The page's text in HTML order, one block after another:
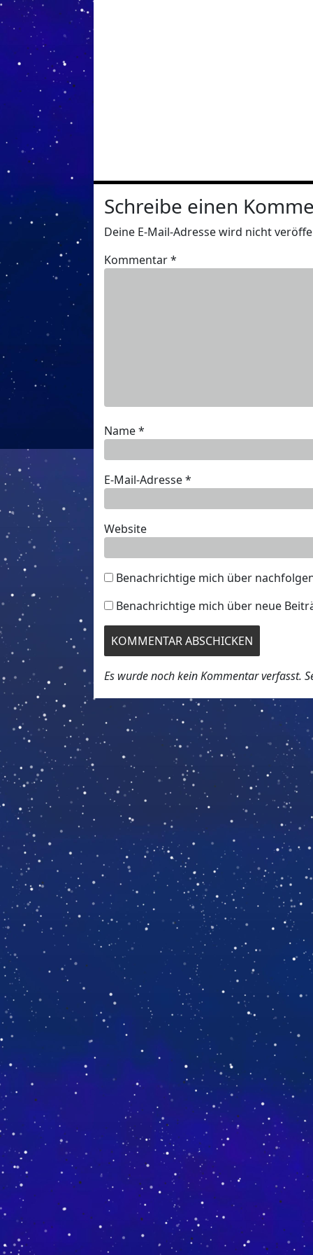
Schreibe einen
Deine E-Mail-Adresse wird nicht
Kommentar*
Name*
E-Mail-Adresse*
Website
Benachrichtige mich über
Benachrichtige mich über neue
Es wurde noch kein Kommentar verfasst.